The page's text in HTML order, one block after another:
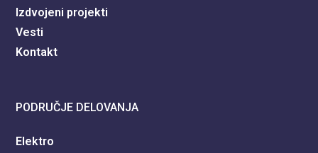
Izdvojeni projekti
Vesti
Kontakt
PODRUČJE DELOVANJA
Elektro